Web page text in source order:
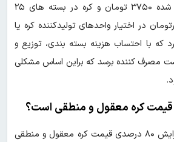
تولیدی با قیمت تمام شده ۳۷۵۰ تومان و کره در بسته های ۲۵
با نرخ ۳۲۵ هزارتومان در اختیار واحدهای تولیدکننده کره یا
که با احتساب هزینه بسته بندی، توزیع و
مصرف کننده برسد که براین اساس مشکلی
سلیمی با بیان اینکه افزایش ۸۰ درصدی قیمت کره معقول و منطقی